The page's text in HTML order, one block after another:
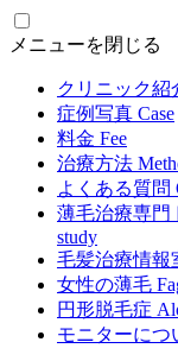
メニューを閉じる
クリニック紹
症例写真 Case
料金 Fee
治療方法
よくある質問
薄毛治療専門
study
毛髪治療情報
女性の薄毛
円形脱毛症
モニターにつ